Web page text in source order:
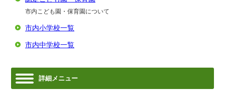
市内こども園・保育園について
市内小学校一覧
市内中学校一覧
詳細メニュー